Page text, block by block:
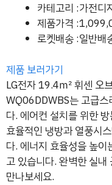
카테고리 :가전디
제품가격
로켓배송 :일반배
제품 보러가기
LG전자 19.4㎡ 휘센 오
WQ06DDWBS는 고급스
다. 에어컨 설치를 위한
효율적인 냉방과 열풍시
다. 에너지 효율성을 높
고 있습니다. 완벽한 실
만나보세요.